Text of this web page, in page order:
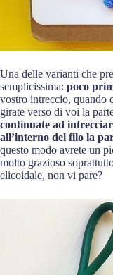
Una delle varianti che
semplicissima: poco
vostro intreccio, quando
girate verso di voi la
continuate ad
all’interno del filo la
questo modo avrete un
molto grazioso
elicoidale, non vi pare?